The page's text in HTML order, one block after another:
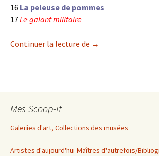
16 La peleuse de pommes
17Le galant militaire
Continuer la lecture de Vermeer et les
→
Mes Scoop-It
Galeries d'art, Collections des musées
Artistes d'aujourd'hui-Maîtres d'autrefois/